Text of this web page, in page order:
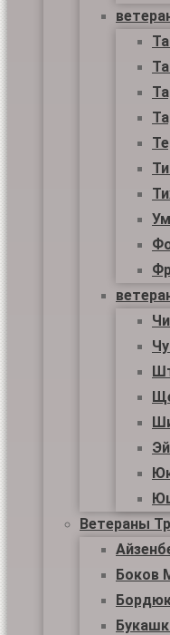
Ветераны
Боков